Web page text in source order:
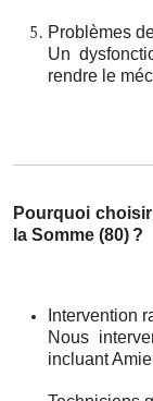
Problèmes
Un
rendre le
Pourquoi
la Somme (80) ?
Intervention
Nous
incluant